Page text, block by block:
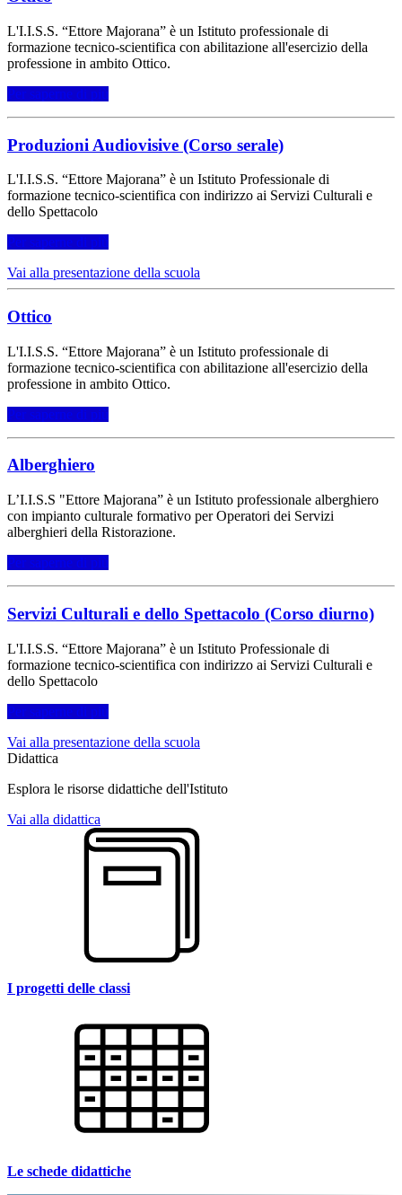
L'I.I.S.S. “Ettore Majorana” è un Istituto professionale di
formazione tecnico-scientifica con abilitazione all'esercizio della
professione in ambito Ottico.
Per saperne di più
Produzioni Audiovisive (Corso serale)
L'I.I.S.S. “Ettore Majorana” è un Istituto Professionale di
formazione tecnico-scientifica con indirizzo ai Servizi Culturali e
dello Spettacolo
Per saperne di più
Vai alla presentazione della scuola
Ottico
L'I.I.S.S. “Ettore Majorana” è un Istituto professionale di
formazione tecnico-scientifica con abilitazione all'esercizio della
professione in ambito Ottico.
Per saperne di più
Alberghiero
L’I.I.S.S "Ettore Majorana” è un Istituto professionale alberghiero
con impianto culturale formativo per Operatori dei Servizi
alberghieri della Ristorazione.
Per saperne di più
Servizi Culturali e dello Spettacolo (Corso diurno)
L'I.I.S.S. “Ettore Majorana” è un Istituto Professionale di
formazione tecnico-scientifica con indirizzo ai Servizi Culturali e
dello Spettacolo
Per saperne di più
Vai alla presentazione della scuola
Didattica
Esplora le risorse didattiche dell'Istituto
Vai alla didattica
I progetti delle classi
Le schede didattiche